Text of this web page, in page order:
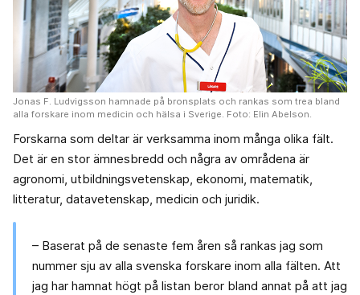
Jonas F. Ludvigsson hamnade på bronsplats och rankas som trea bland
alla forskare inom medicin och hälsa i Sverige. Foto: Elin Abelson.
Forskarna som deltar är verksamma inom många olika fält.
Det är en stor ämnesbredd och några av områdena är
agronomi, utbildningsvetenskap, ekonomi, matematik,
litteratur, datavetenskap, medicin och juridik.
– Baserat på de senaste fem åren så rankas jag som
nummer sju av alla svenska forskare inom alla fälten. Att
jag har hamnat högt på listan beror bland annat på att jag